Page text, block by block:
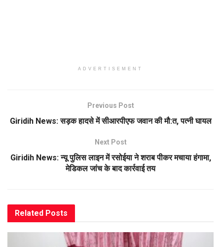
ADVERTISEMENT
Previous Post
Giridih News: सड़क हादसे में सीआरपीएफ जवान की मौ:त, पत्नी घायल
Next Post
Giridih News: न्यू पुलिस लाइन में रसोईया ने शराब पीकर मचाया हंगामा,
मेडिकल जांच के बाद कार्रवाई तय
Related Posts